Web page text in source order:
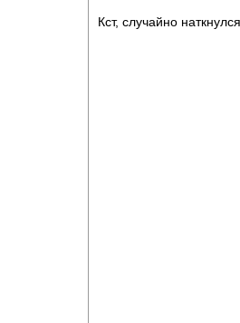
Кст, случайно